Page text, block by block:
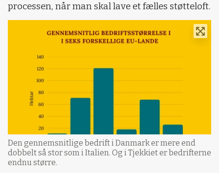
processen, når man skal lave et fælles støtteloft.
Den gennemsnitlige bedrift i Danmark er mere end
dobbelt så stor som i Italien. Og i Tjekkiet er bedrifterne
endnu større.